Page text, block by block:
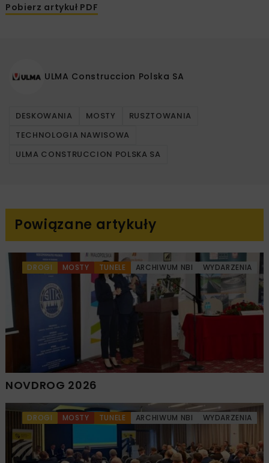
Pobierz artykuł PDF
ULMA Construccion Polska SA
DESKOWANIA MOSTY
RUSZTOWANIA
TECHNOLOGIA NAWISOWA
ULMA CONSTRUCCION POLSKA SA
Powiązane artykuły
DROGI MOSTY TUNELE ARCHIWUM NBI WYDARZENIA
NOVDROG 2026
DROGI MOSTY TUNELE ARCHIWUM NBI WYDARZENIA